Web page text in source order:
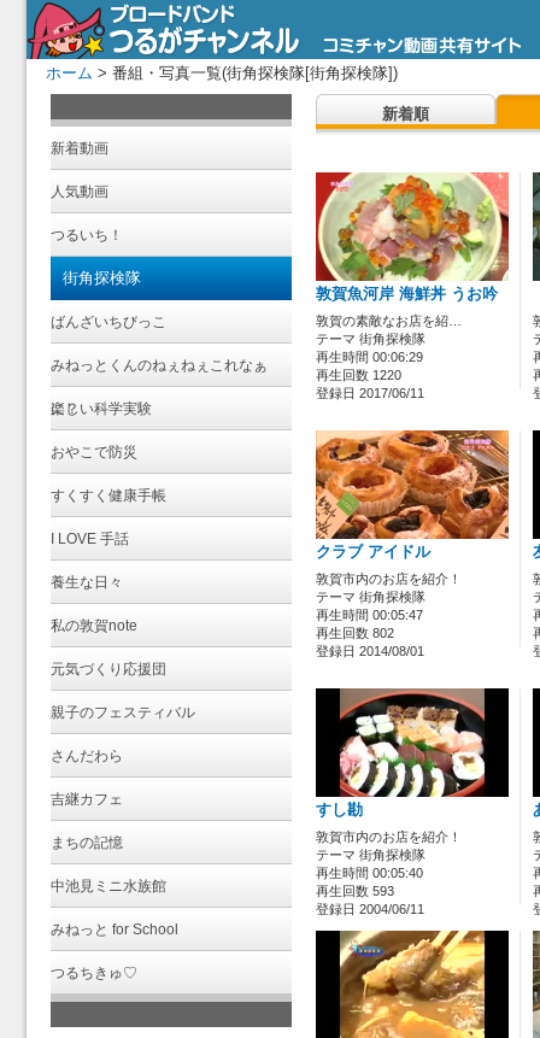
ホーム > 番組・写真一覧(街角探検隊[街角探検隊])
新着動画
人気動画
つるいち！
街角探検隊
ばんざいちびっこ
みねっとくんのねぇねぇこれなぁ
に？
楽しい科学実験
おやこで防災
すくすく健康手帳
I LOVE 手話
養生な日々
私の敦賀note
元気づくり応援団
親子のフェスティバル
さんだわら
吉継カフェ
まちの記憶
中池見ミニ水族館
みねっと for School
つるちきゅ♡
新着順
敦賀魚河岸 海鮮丼 うお吟
敦賀の素敵なお店を紹…
テーマ 街角探検隊
再生時間 00:06:29
再生回数 1220
登録日 2017/06/11
クラブ アイドル
敦賀市内のお店を紹介！
テーマ 街角探検隊
再生時間 00:05:47
再生回数 802
登録日 2014/08/01
すし勘
敦賀市内のお店を紹介！
テーマ 街角探検隊
再生時間 00:05:40
再生回数 593
登録日 2004/06/11